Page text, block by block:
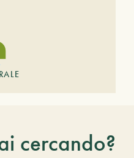
cercando?